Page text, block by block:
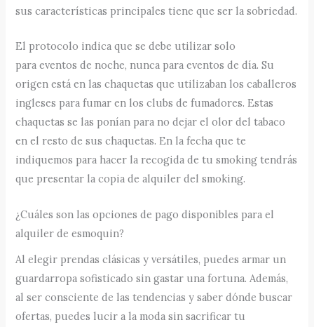
sus características principales tiene que ser la sobriedad.
El protocolo indica que se debe utilizar solo
para eventos de noche, nunca para eventos de día. Su
origen está en las chaquetas que utilizaban los caballeros
ingleses para fumar en los clubs de fumadores. Estas
chaquetas se las ponían para no dejar el olor del tabaco
en el resto de sus chaquetas. En la fecha que te
indiquemos para hacer la recogida de tu smoking tendrás
que presentar la copia de alquiler del smoking.
¿Cuáles son las opciones de pago disponibles para el
alquiler de esmoquin?
Al elegir prendas clásicas y versátiles, puedes armar un
guardarropa sofisticado sin gastar una fortuna. Además,
al ser consciente de las tendencias y saber dónde buscar
ofertas, puedes lucir a la moda sin sacrificar tu